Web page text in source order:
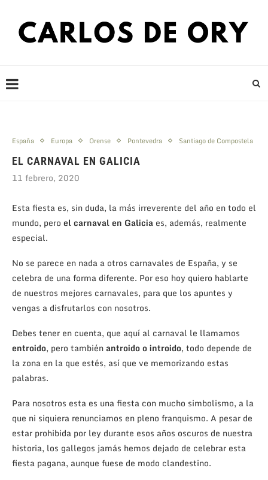
España Europa Orense Pontevedra Santiago de Compostela
EL CARNAVAL EN GALICIA
11 febrero, 2020
Esta fiesta es, sin duda, la más irreverente del año en todo el
mundo, pero el carnaval en Galicia es, además, realmente
especial.
No se parece en nada a otros carnavales de España, y se
celebra de una forma diferente. Por eso hoy quiero hablarte
de nuestros mejores carnavales, para que los apuntes y
vengas a disfrutarlos con nosotros.
Debes tener en cuenta, que aquí al carnaval le llamamos
entroido, pero tambiénantroido o introido, todo depende de
la zona en la que estés, así que ve memorizando estas
palabras.
Para nosotros esta es una fiesta con mucho simbolismo, a la
que ni siquiera renunciamos en pleno franquismo. A pesar de
estar prohibida por ley durante esos años oscuros de nuestra
historia, los gallegos jamás hemos dejado de celebrar esta
fiesta pagana, aunque fuese de modo clandestino.